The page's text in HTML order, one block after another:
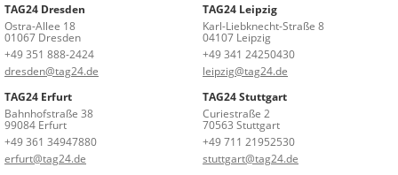
TAG24 Dresden
Ostra-Allee 18
01067 Dresden
+49 351 888-2424
dresden@tag24.de
TAG24 Leipzig
Karl-Liebknecht-Straße 8
04107 Leipzig
+49 341 24250430
leipzig@tag24.de
TAG24 Erfurt
Bahnhofstraße 38
99084 Erfurt
+49 361 34947880
erfurt@tag24.de
TAG24 Stuttgart
Curiestraße 2
70563 Stuttgart
+49 711 21952530
stuttgart@tag24.de